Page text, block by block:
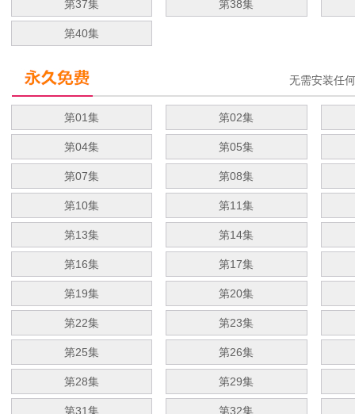
第37集 第38集
第40集
无需安装任
第01集 第02集
第04集 第05集
第07集 第08集
第10集 第11集
第13集 第14集
第16集 第17集
第19集 第20集
第22集 第23集
第25集 第26集
第28集 第29集
第31集 第32集